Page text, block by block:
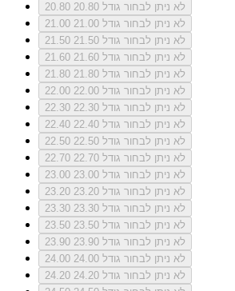
20.80
לא ניתן לבחור גודל 20.80
21.00
לא ניתן לבחור גודל 21.00
21.50
לא ניתן לבחור גודל 21.50
21.60
לא ניתן לבחור גודל 21.60
21.80
לא ניתן לבחור גודל 21.80
22.00
לא ניתן לבחור גודל 22.00
22.30
לא ניתן לבחור גודל 22.30
22.40
לא ניתן לבחור גודל 22.40
22.50
לא ניתן לבחור גודל 22.50
22.70
לא ניתן לבחור גודל 22.70
23.00
לא ניתן לבחור גודל 23.00
23.20
לא ניתן לבחור גודל 23.20
23.30
לא ניתן לבחור גודל 23.30
23.50
לא ניתן לבחור גודל 23.50
23.90
לא ניתן לבחור גודל 23.90
24.00
לא ניתן לבחור גודל 24.00
24.20
לא ניתן לבחור גודל 24.20